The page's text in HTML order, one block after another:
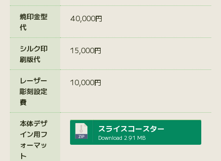
焼印金型
代
40,000円
シルク印
刷版代
15,000円
レーザー
彫刻設定
費
10,000円
本体デザ
イン用フ
ォーマッ
ト
スライスコースター
Download 2.91 MB